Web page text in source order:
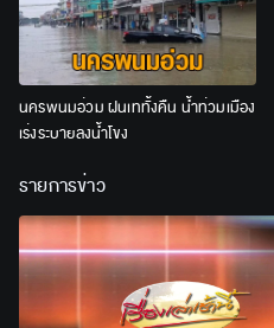
นครพนมอ่วม ฝนเททั้งคืน น้ำท่วมเมือง
เร่งระบายลงน้ำโขง
รายการข่าว